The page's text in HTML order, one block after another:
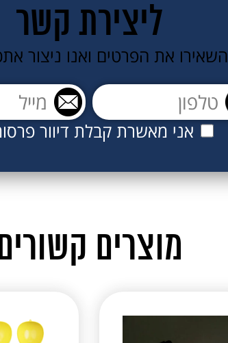
אני מאשר/ת קבלת דיוור פרסומי
ליצירת קשר
השאירו את הפרטים ואנו ניצור
אני מאשרת קבלת דיוור
מוצרים